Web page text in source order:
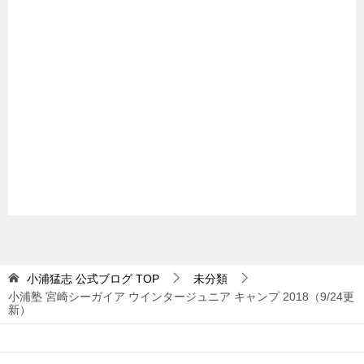
小浦猛志 公式ブログ TOP
未分類
小浦塾 宮崎シーガイア ウインタージュニア キャンプ 2018（9/24更
新）